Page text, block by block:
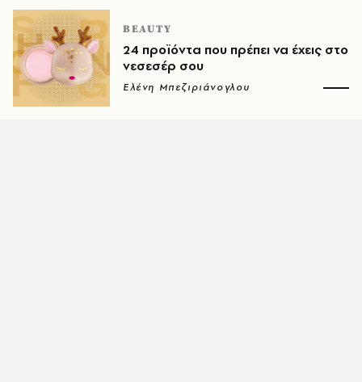
BEAUTY
24 προϊόντα που πρέπει να έχεις στο
νεσεσέρ σου
Ελένη Μπεζιριάνογλου